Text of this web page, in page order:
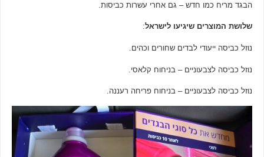
הבגד מריח כמו חדש – גם אחרי עשרות כביסות.
שלושת המוצרים שיגיעו לישראל:
נוזל כביסה ייעודי לבדים שחורים וכהים.
נוזל כביסה לצבעוניים – בניחוח קלאסי.
נוזל כביסה לצבעוניים – בניחוח פריחה רעננה.